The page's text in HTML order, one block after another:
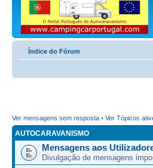
Índice do Fórum
Ver mensagens sem resposta • Ver Tópicos
AUTOCARAVANISMO
Mensagens aos
Divulgação de mensagens